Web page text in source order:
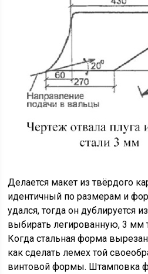
Делается макет из твёрдого
идентичный по размерам и
удался, тогда он дублируется
выбирать легированную, 3 мм
Когда стальная форма
как сделать лемех той
винтовой формы. Штамповка